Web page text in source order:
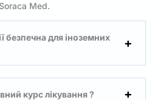
Med.
безпечна для іноземних
курс лікування ?